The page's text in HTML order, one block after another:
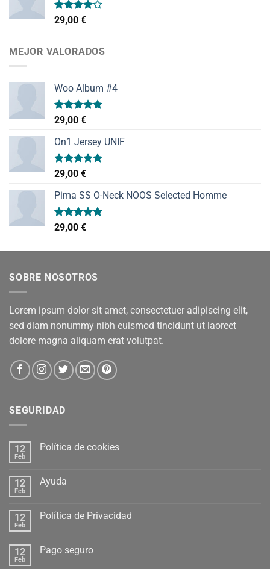
Valorado
con
29,00 €
MEJOR VALORADOS
Woo Album #4
Valorado
con
de 5
29,00 €
On1 Jersey UNIF
Valorado
con
de 5
29,00 €
Pima SS O-Neck NOOS Selected Homme
Valorado
con
29,00 €
SOBRE NOSOTROS
Lorem ipsum dolor sit amet, consectetuer adipiscing elit,
sed diam nonummy nibh euismod tincidunt ut laoreet
dolore magna aliquam erat volutpat.
SEGURIDAD
12
Feb
Política de cookies
12
Feb
Ayuda
12
Feb
Política de Privacidad
12
Feb
Pago seguro